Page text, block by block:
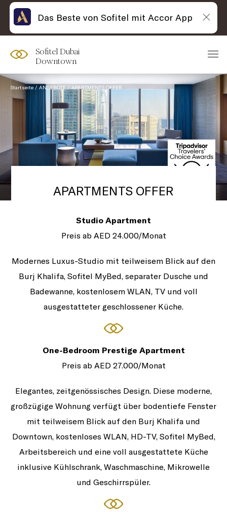
Sofitel Dubai
Downtown
Startseite ANGEBOTE APARTMENTS OFFER
APARTMENTS OFFER
Studio Apartment
Preis ab AED 24.000/Monat
Modernes Luxus-Studio mit teilweisem Blick auf den
Burj Khalifa, Sofitel MyBed, separater Dusche und
Badewanne, kostenlosem WLAN, TV und voll
ausgestatteter geschlossener Küche.
One-Bedroom Prestige Apartment
Preis ab AED 27.000/Monat
Elegantes, zeitgenössisches Design. Diese moderne,
großzügige Wohnung verfügt über bodentiefe Fenster
mit teilweisem Blick auf den Burj Khalifa und
Downtown, kostenloses WLAN, HD-TV, Sofitel MyBed,
Arbeitsbereich und eine voll ausgestattete Küche
inklusive Kühlschrank, Waschmaschine, Mikrowelle
und Geschirrspüler.
Das Beste von Sofitel mit Accor App